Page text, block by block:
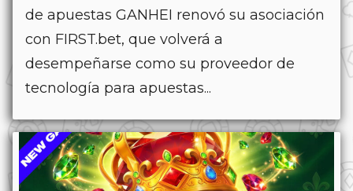
de apuestas GANHEI renovó su asociación
con FIRST.bet, que volverá a
desempeñarse como su proveedor de
tecnología para apuestas...